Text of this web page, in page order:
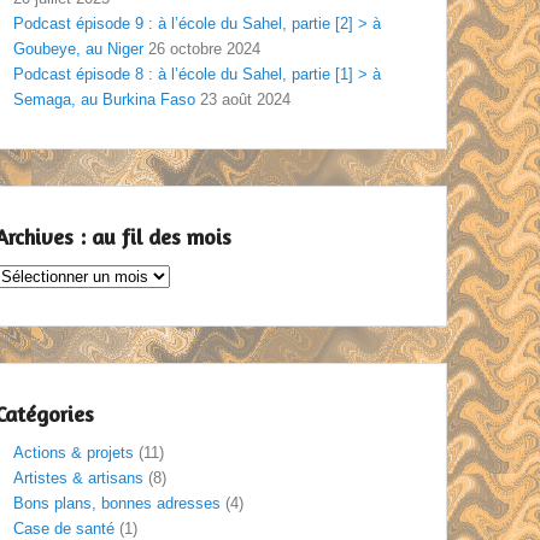
Podcast épisode 9 : à l’école du Sahel, partie [2] > à
Goubeye, au Niger 26 octobre 2024
Podcast épisode 8 : à l’école du Sahel, partie [1] > à
Semaga, au Burkina Faso 23 août 2024
: au fil des mois
Actions & projets (11)
Artistes & artisans (8)
Bons plans, bonnes adresses (4)
Case de santé (1)